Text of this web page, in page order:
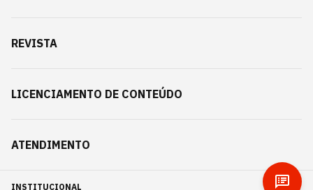
REVISTA
LICENCIAMENTO DE CONTEÚDO
ATENDIMENTO
INSTITUCIONAL